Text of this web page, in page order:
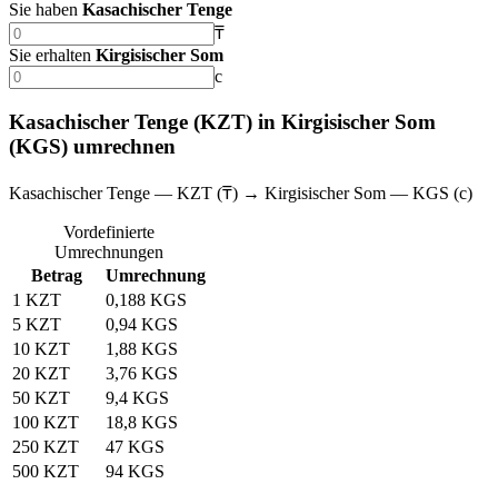
Sie haben Kasachischer Tenge
₸
Sie erhalten Kirgisischer Som
с
Kasachischer Tenge (KZT) in Kirgisischer Som
(KGS) umrechnen
Kasachischer Tenge — KZT (₸) → Kirgisischer Som — KGS (с)
Vordefinierte
Umrechnungen
Betrag
Umrechnung
1 KZT
0,188 KGS
5 KZT
0,94 KGS
10 KZT
1,88 KGS
20 KZT
3,76 KGS
50 KZT
9,4 KGS
100 KZT
18,8 KGS
250 KZT
47 KGS
500 KZT
94 KGS